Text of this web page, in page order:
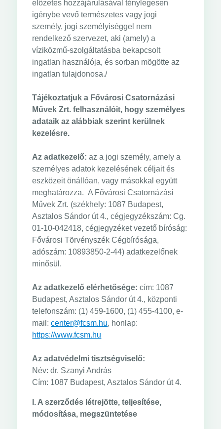
előzetes hozzájárulásával ténylegesen
igénybe vevő természetes vagy jogi
személy, jogi személyiséggel nem
rendelkező szervezet, aki (amely) a
víziközmű-szolgáltatásba bekapcsolt
ingatlan használója, és sorban mögötte az
ingatlan tulajdonosa./
Tájékoztatjuk a Fővárosi Csatornázási
Művek Zrt. felhasználóit, hogy személyes
adataik az alábbiak szerint kerülnek
kezelésre.
Az adatkezelő: az a jogi személy, amely a
személyes adatok kezelésének céljait és
eszközeit önállóan, vagy másokkal együtt
meghatározza. A Fővárosi Csatornázási
Művek Zrt. (székhely: 1087 Budapest,
Asztalos Sándor út 4., cégjegyzékszám: Cg.
01-10-042418, cégjegyzéket vezető bíróság:
Fővárosi Törvényszék Cégbírósága,
adószám: 10893850-2-44) adatkezelőnek
minősül.
Az adatkezelő elérhetősége: cím: 1087
Budapest, Asztalos Sándor út 4., központi
telefonszám: (1) 459-1600, (1) 455-4100, e-
mail:center@fcsm.hu, honlap:
https://www.fcsm.hu
Az adatvédelmi tisztségviselő:
Név: dr. Szanyi András
Cím: 1087 Budapest, Asztalos Sándor út 4.
​I. A szerződés létrejötte, teljesítése,
módosítása, megszüntetése